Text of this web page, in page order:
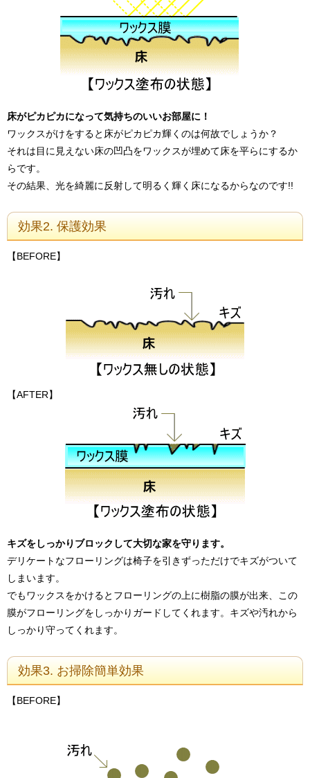
床がピカピカになって気持ちのいいお部屋に！
ワックスがけをすると床がピカピカ輝くのは何故でしょうか？
それは目に見えない床の凹凸をワックスが埋めて床を平らにするか
らです。
その結果、光を綺麗に反射して明るく輝く床になるからなのです!!
効果2. 保護効果
【BEFORE】
【AFTER】
キズをしっかりブロックして大切な家を守ります。
デリケートなフローリングは椅子を引きずっただけでキズがついて
しまいます。
でもワックスをかけるとフローリングの上に樹脂の膜が出来、この
膜がフローリングをしっかりガードしてくれます。キズや汚れから
しっかり守ってくれます。
効果3. お掃除簡単効果
【BEFORE】